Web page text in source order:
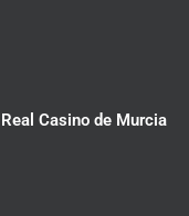
Casino de Murcia